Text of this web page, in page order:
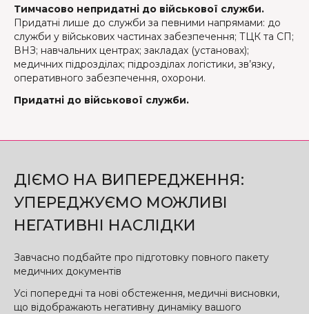
Тимчасово непридатні до військової служби.
Придатні лише до служби за певними напрямами: до
служби у військових частинах забезпечення; ТЦК та СП;
ВНЗ; навчальних центрах; закладах (установах);
медичних підрозділах; підрозділах логістики, зв’язку,
оперативного забезпечення, охорони.
Придатні до військової служби.
ДІЄМО НА ВИПЕРЕДЖЕННЯ:
УПЕРЕДЖУЄМО МОЖЛИВІ
НЕГАТИВНІ НАСЛІДКИ
Завчасно подбайте про підготовку повного пакету
медичних документів
Усі попередні та нові обстеження, медичні висновки,
що відображають негативну динаміку вашого